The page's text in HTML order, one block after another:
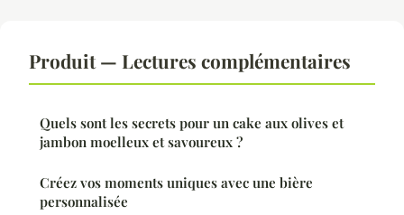
Produit — Lectures complémentaires
Quels sont les secrets pour un cake aux olives et
jambon moelleux et savoureux ?
Créez vos moments uniques avec une bière
personnalisée